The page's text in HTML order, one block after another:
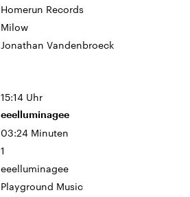
Homerun Records
Milow
Jonathan Vandenbroeck
15:14 Uhr
eeelluminagee
03:24 Minuten
1
eeelluminagee
Playground Music